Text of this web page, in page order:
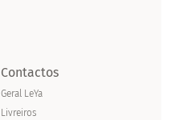
Contactos
Geral LeYa
Livreiros